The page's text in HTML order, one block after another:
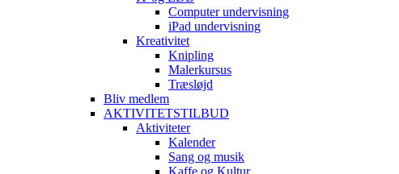
Computer undervisning
iPad undervisning
Kreativitet
Knipling
Malerkursus
Træsløjd
Bliv medlem
AKTIVITETSTILBUD
Aktiviteter
Kalender
Sang og musik
Kaffe og Kultur